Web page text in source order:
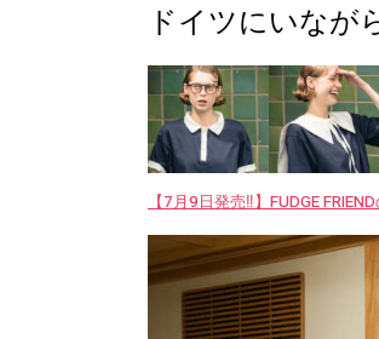
ドイツにいなが
【7月9日発売‼︎】FUDGE